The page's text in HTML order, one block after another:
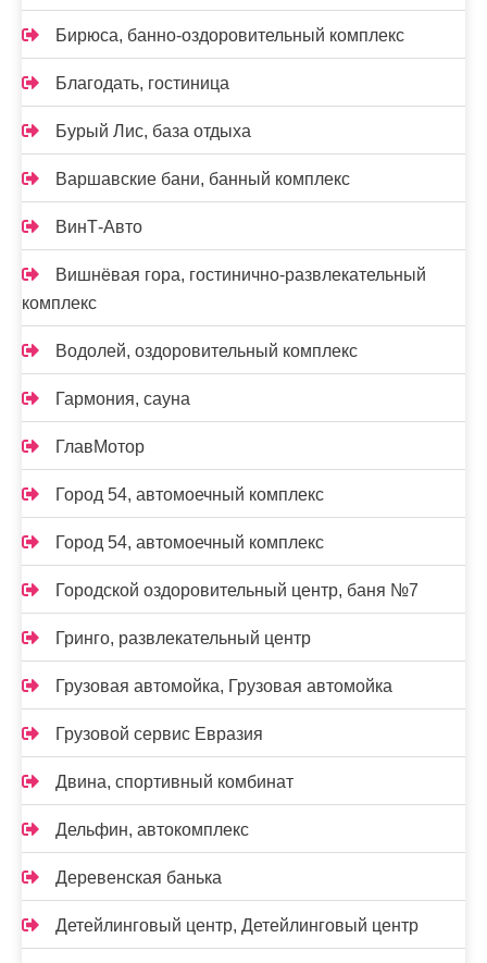
Бирюса, банно-оздоровительный комплекс
Благодать, гостиница
Бурый Лис, база отдыха
Варшавские бани, банный комплекс
ВинТ-Авто
Вишнёвая гора, гостинично-развлекательный
комплекс
Водолей, оздоровительный комплекс
Гармония, сауна
ГлавМотор
Город 54, автомоечный комплекс
Город 54, автомоечный комплекс
Городской оздоровительный центр, баня №7
Гринго, развлекательный центр
Грузовая автомойка, Грузовая автомойка
Грузовой сервис Евразия
Двина, спортивный комбинат
Дельфин, автокомплекс
Деревенская банька
Детейлинговый центр, Детейлинговый центр